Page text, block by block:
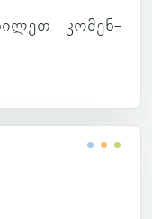
კო­მენ­